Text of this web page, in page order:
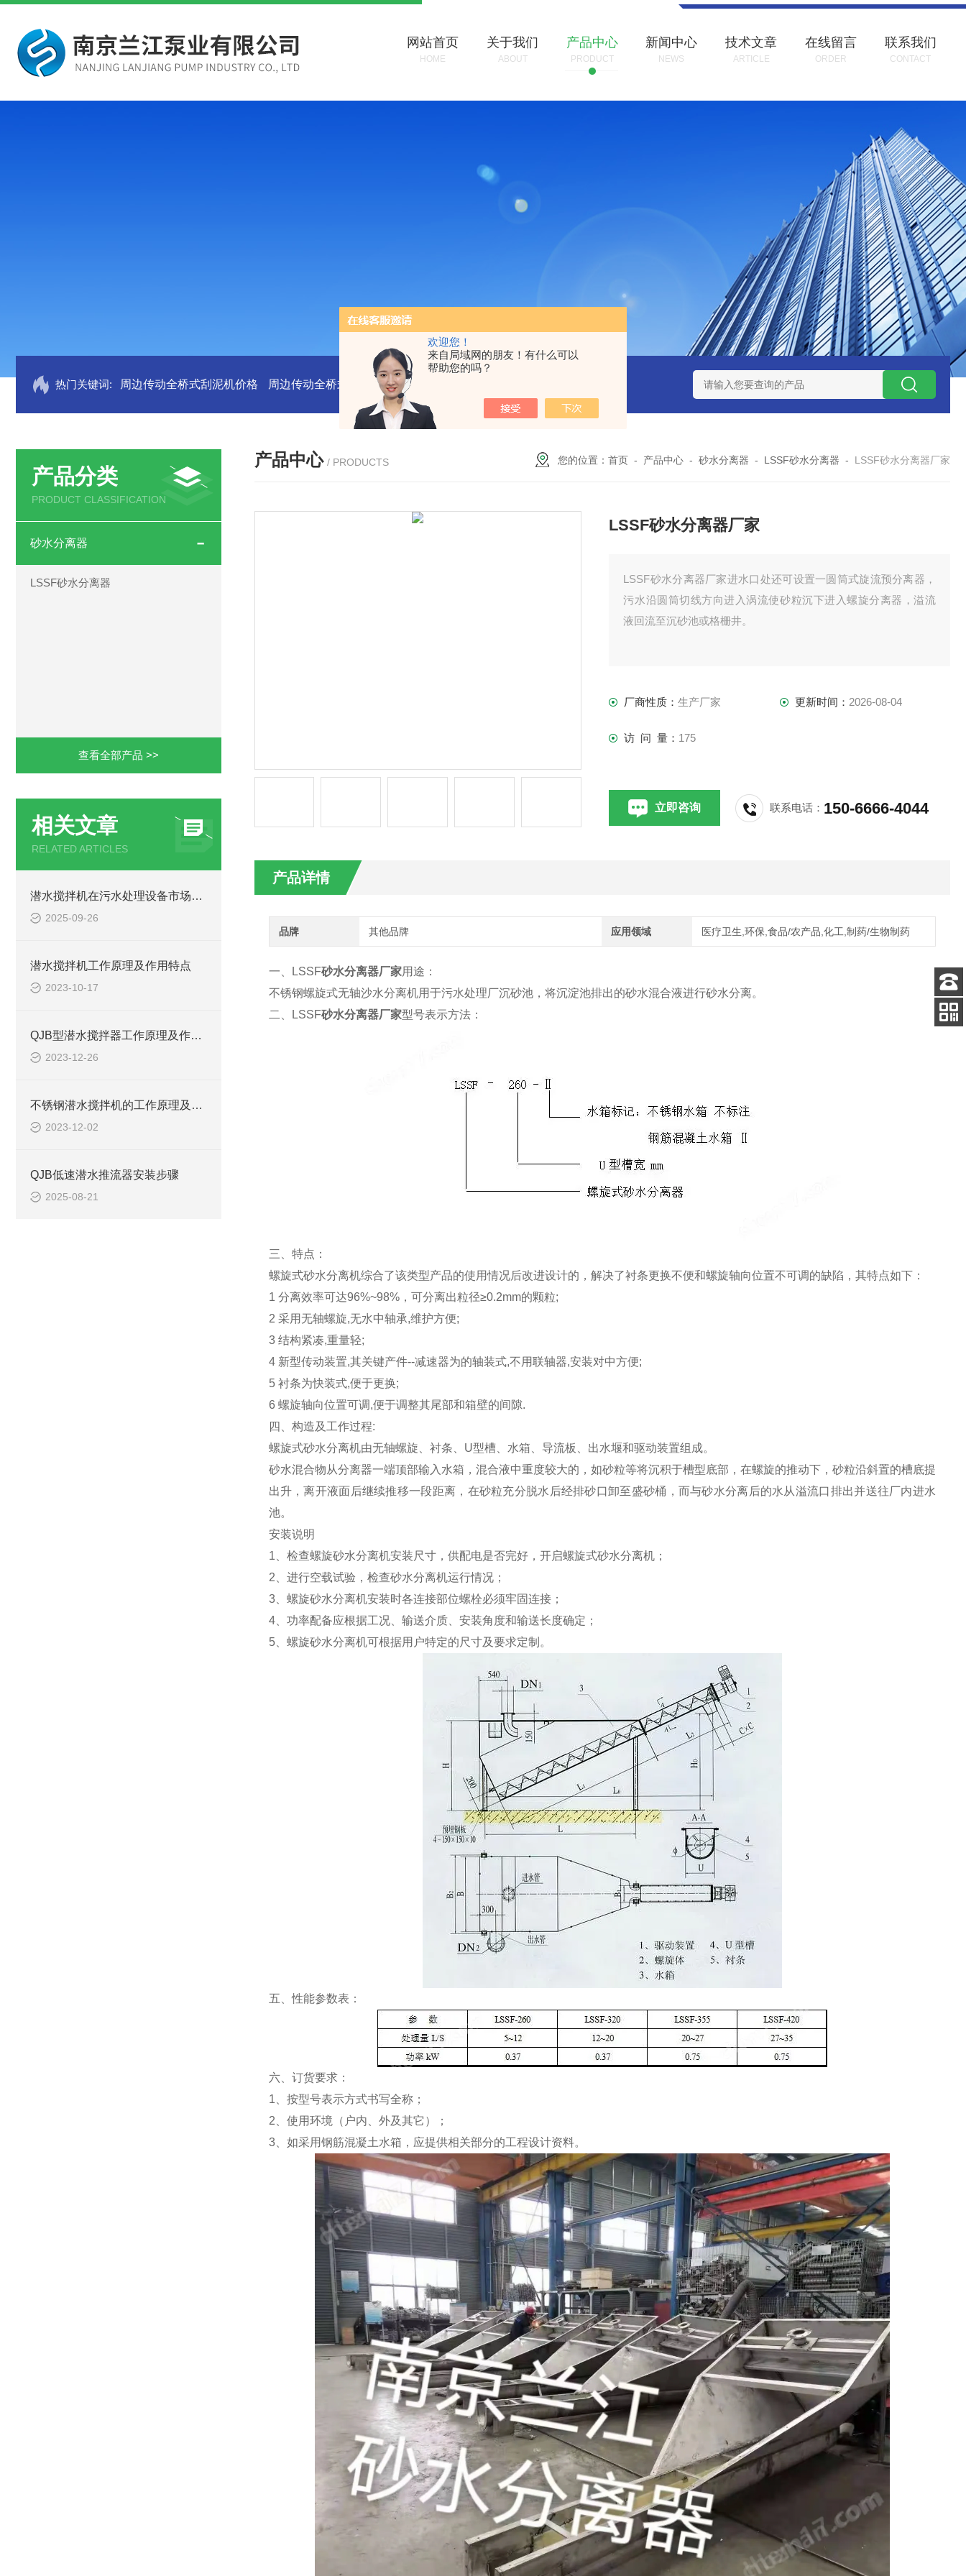
欢迎您！
来自局域网的朋友！有什么可以
帮助您的吗？
网站首页
HOME
关于我们
ABOUT
产品中心
PRODUCT
新闻中心
NEWS
技术文章
ARTICLE
在线留言
ORDER
联系我们
CONTACT
热门关键词: 周边传动全桥式刮泥机价格 周边传动全桥式刮泥机 周边传动半桥式刮泥机安装 周边传动半桥式刮泥机选型 周边传动半桥式刮泥机
产品分类
PRODUCT CLASSIFICATION
砂水分离器
LSSF砂水分离器
查看全部产品 >>
相关文章
RELATED ARTICLES
潜水搅拌机在污水处理设备市场的发展及产品优势
2025-09-26
潜水搅拌机工作原理及作用特点
2023-10-17
QJB型潜水搅拌器工作原理及作用、安装系统CAD结构图
2023-12-26
不锈钢潜水搅拌机的工作原理及作用特点、CAD安装系统结构图
2023-12-02
QJB低速潜水推流器安装步骤
2025-08-21
产品中心 / PRODUCTS 您的位置： 首页 - 产品中心 - 砂水分离器 - LSSF砂水分离器 - LSSF砂水分离器厂家
LSSF砂水分离器厂家
LSSF砂水分离器厂家进水口处还可设置一圆筒式旋流预分离器，
污水沿圆筒切线方向进入涡流使砂粒沉下进入螺旋分离器，溢流
液回流至沉砂池或格栅井。
厂商性质：生产厂家 更新时间： 2026-08-04
访 问 量： 175
立即咨询 联系电话： 150-6666-4044
产品详情
品牌 其他品牌 应用领域 医疗卫生,环保,食品/农产品,化工,制药/生物制药
一、LSSF砂水分离器厂家用途：
不锈钢螺旋式无轴沙水分离机用于污水处理厂沉砂池，将沉淀池排出的砂水混合液进行砂水分离。
二、LSSF砂水分离器厂家型号表示方法：
三、特点：
螺旋式砂水分离机综合了该类型产品的使用情况后改进设计的，解决了衬条更换不便和螺旋轴向位置不可调的缺陷，其特点如下：
1 分离效率可达96%~98%，可分离出粒径≥0.2mm的颗粒;
2 采用无轴螺旋,无水中轴承,维护方便;
3 结构紧凑,重量轻;
4 新型传动装置,其关键产件--减速器为的轴装式,不用联轴器,安装对中方便;
5 衬条为快装式,便于更换;
6 螺旋轴向位置可调,便于调整其尾部和箱壁的间隙.
四、构造及工作过程:
螺旋式砂水分离机由无轴螺旋、衬条、U型槽、水箱、导流板、出水堰和驱动装置组成。
砂水混合物从分离器一端顶部输入水箱，混合液中重度较大的，如砂粒等将沉积于槽型底部，在螺旋的推动下，砂粒沿斜置的槽底提
出升，离开液面后继续推移一段距离，在砂粒充分脱水后经排砂口卸至盛砂桶，而与砂水分离后的水从溢流口排出并送往厂内进水
池。
安装说明
1、检查螺旋砂水分离机安装尺寸，供配电是否完好，开启螺旋式砂水分离机；
2、进行空载试验，检查砂水分离机运行情况；
3、螺旋砂水分离机安装时各连接部位螺栓必须牢固连接；
4、功率配备应根据工况、输送介质、安装角度和输送长度确定；
5、螺旋砂水分离机可根据用户特定的尺寸及要求定制。
五、性能参数表：
六、订货要求：
1、按型号表示方式书写全称；
2、使用环境（户内、外及其它）；
3、如采用钢筋混凝土水箱，应提供相关部分的工程设计资料。
客服
电话